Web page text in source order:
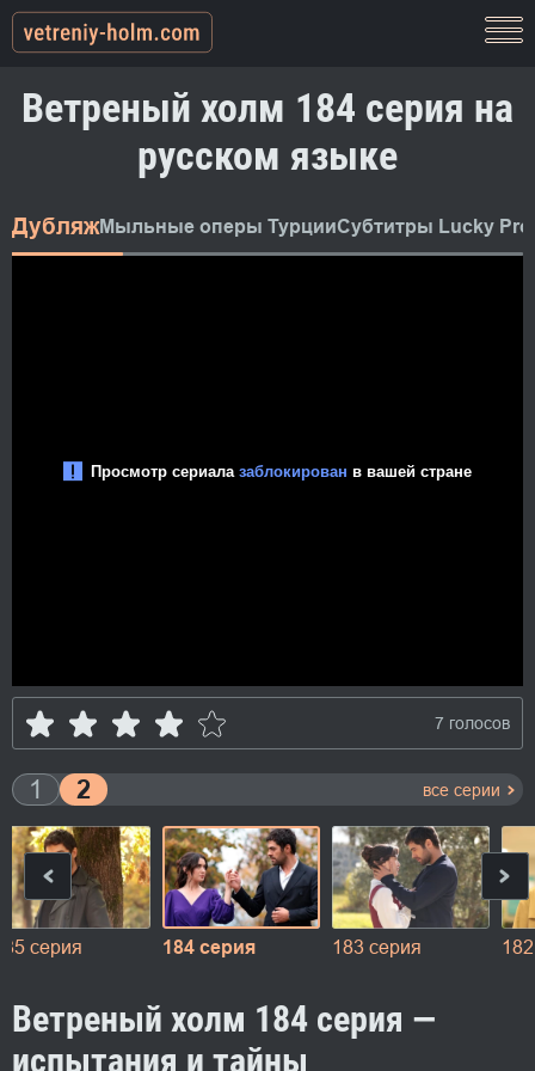
Ветреный холм 184 серия на
русском языке
ДубляжМыльные оперы ТурцииСубтитры Lucky
7 голосов
1 2 все серии
серия 184 серия 183 серия
Ветреный холм 184 серия —
испытания и тайны